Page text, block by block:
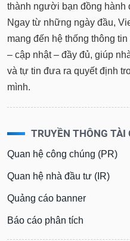
thành người bạn đồng hành
Ngay từ những ngày đầu,
mang đến hệ thống thông
– cập nhật – đầy đủ, giúp
và tự tin đưa ra quyết định
mình.
TRUYỀN THÔNG TÀI
Quan hệ công chúng (PR)
Quan hệ nhà đầu tư (IR)
Quảng cáo banner
Báo cáo phân tích